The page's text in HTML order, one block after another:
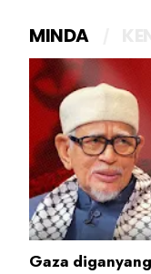
MINDA
Gaza